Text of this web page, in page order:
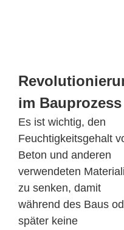
im Bauprozess
Es ist wichtig, den
Feuchtigkeitsgehalt
Beton und anderen
verwendeten
zu senken, damit
während des Baus
später keine